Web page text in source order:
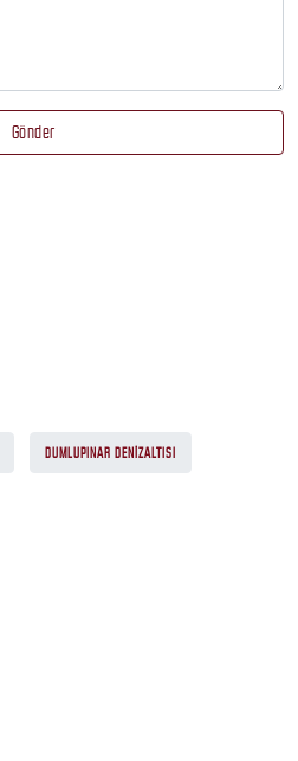
Gönder
DUMLUPINAR DENIZALTISI